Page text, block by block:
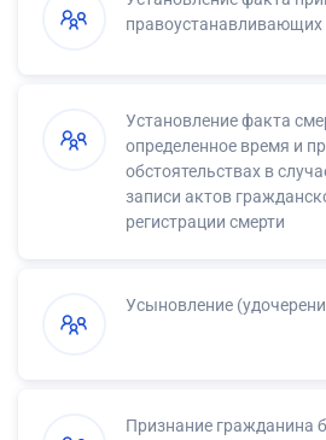
правоустанавливающих
Установление факта
определенное время и
обстоятельствах в
записи актов
регистрации смерти
Усыновление
Признание гражданина